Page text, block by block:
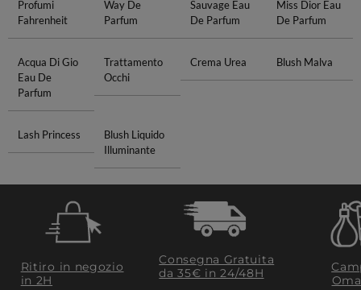
Profumi
Fahrenheit
Way De
Parfum
Sauvage Eau
De Parfum
Miss Dior Eau
De Parfum
Acqua Di Gio
Eau De
Parfum
Trattamento
Occhi
Crema Urea Blush Malva
Lash Princess
Blush Liquido
Illuminante
Ritiro in negozio
in 2H
Consegna Gratuita
da 35€​ in 24/48H